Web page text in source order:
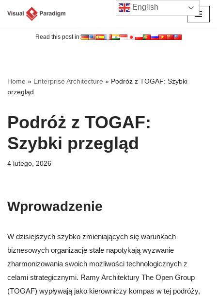
Read this post in:
Home » Enterprise Architecture » Podróż z TOGAF: Szybki
przegląd
Podróż z TOGAF:
Szybki przegląd
4 lutego, 2026
Wprowadzenie
W dzisiejszych szybko zmieniających się warunkach
biznesowych organizacje stale napotykają wyzwanie
zharmonizowania swoich możliwości technologicznych z
celami strategicznymi. Ramy Architektury The Open Group
(TOGAF) wypływają jako kierowniczy kompas w tej podróży,
English